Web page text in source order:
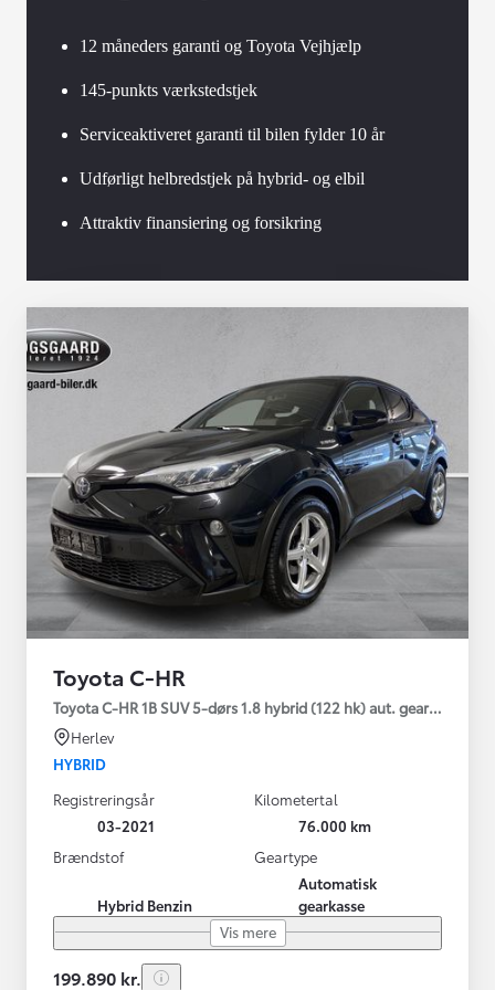
12 måneders garanti og Toyota Vejhjælp
145-punkts værkstedstjek
Serviceaktiveret garanti til bilen fylder 10 år
Udførligt helbredstjek på hybrid- og elbil
Attraktiv finansiering og forsikring
Toyota C-HR
Toyota C-HR 1B SUV 5-dørs 1.8 hybrid (122 hk) aut. gear C-LUB -
Herlev
HYBRID
Registreringsår
03-2021
Kilometertal
76.000 km
Brændstof
Hybrid Benzin
Geartype
Automatisk
gearkasse
Vis mere
199.890 kr.